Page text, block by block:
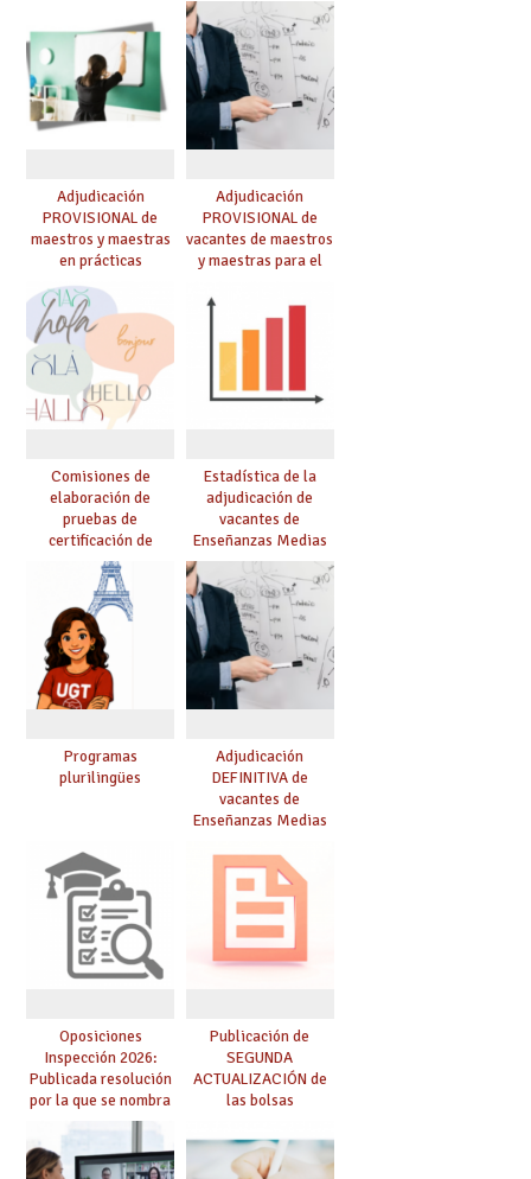
Adjudicación
PROVISIONAL de
maestros y maestras
en prácticas
Adjudicación
PROVISIONAL de
vacantes de maestros
y maestras para el
Comisiones de
elaboración de
pruebas de
certificación de
competencia
lingüística: publicada
resolución definitiva
Estadística de la
adjudicación de
vacantes de
Enseñanzas Medias
para el curso 26/27
Programas
plurilingües
Adjudicación
DEFINITIVA de
vacantes de
Enseñanzas Medias
Oposiciones
Inspección 2026:
Publicada resolución
por la que se nombra
funcionarios/as en
prácticas, se regulan
dichas prácticas y se
Publicación de
SEGUNDA
ACTUALIZACIÓN de
las bolsas
Cuerpo de Maestros
de especialidades